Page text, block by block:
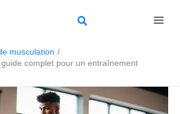
musculation
complet pour un entraînement